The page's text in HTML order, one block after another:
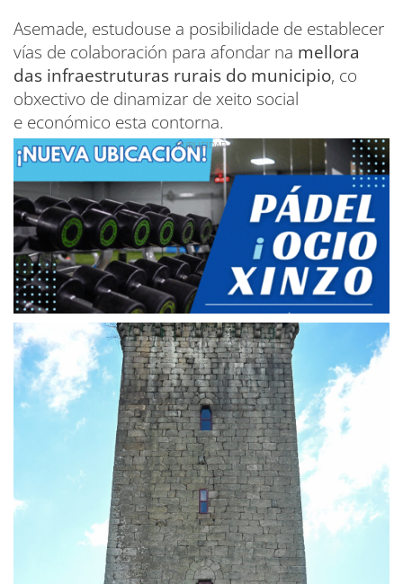
Asemade, estudouse a posibilidade de establecer
vías de colaboración para afondar na mellora
das infraestruturas rurais do municipio, co
obxectivo de dinamizar de xeito social
e económico esta contorna.